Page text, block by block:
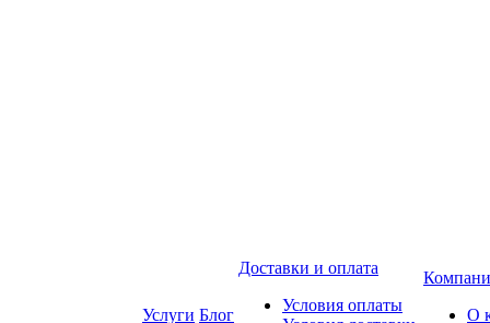
Услуги Блог
Доставки и оплата
Условия оплаты
О